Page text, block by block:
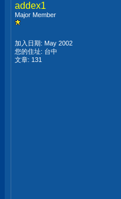
addex1
Major Member
加入日期: May 2002
您的住址: 台中
文章: 131